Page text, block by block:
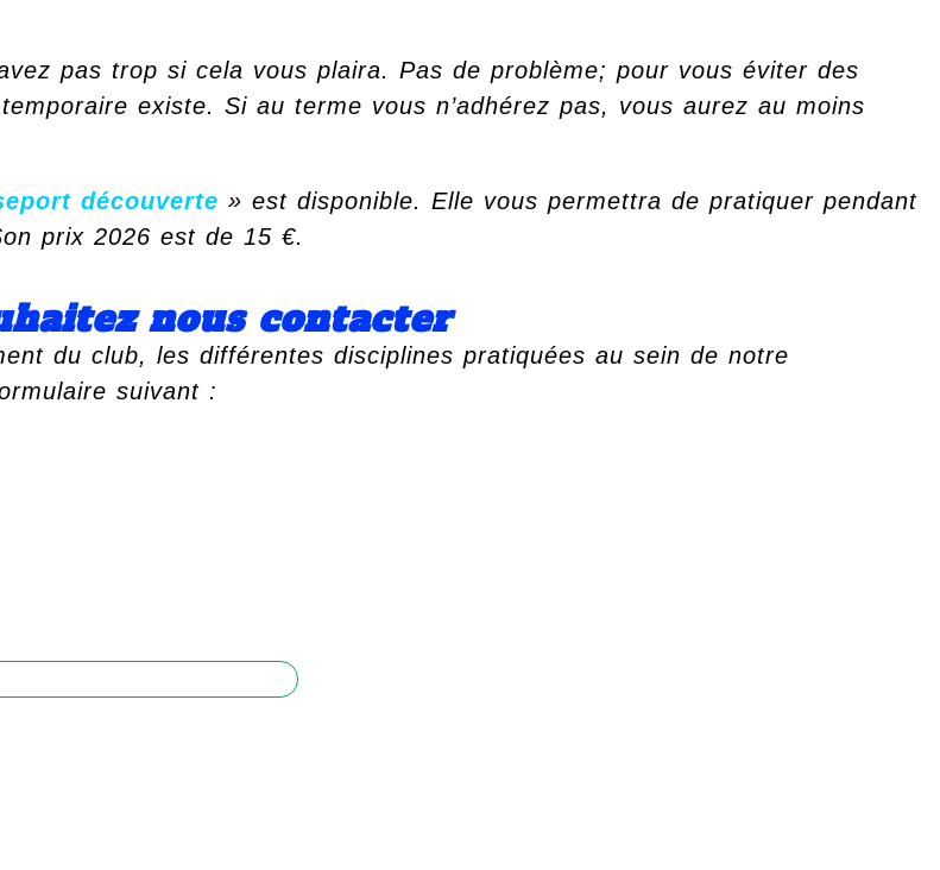
pas trop si cela vous plaira. Pas de problème; pour vous éviter des
existe. Si au terme vous n’adhérez pas, vous aurez au moins
découverte » est disponible. Elle vous permettra de pratiquer pendant
prix 2026 est de 15 €.
nous contacter
du club, les différentes disciplines pratiquées au sein de notre
suivant :